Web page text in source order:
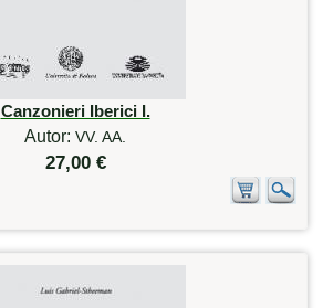
Canzonieri Iberici I.
Autor: VV. AA.
27,00 €